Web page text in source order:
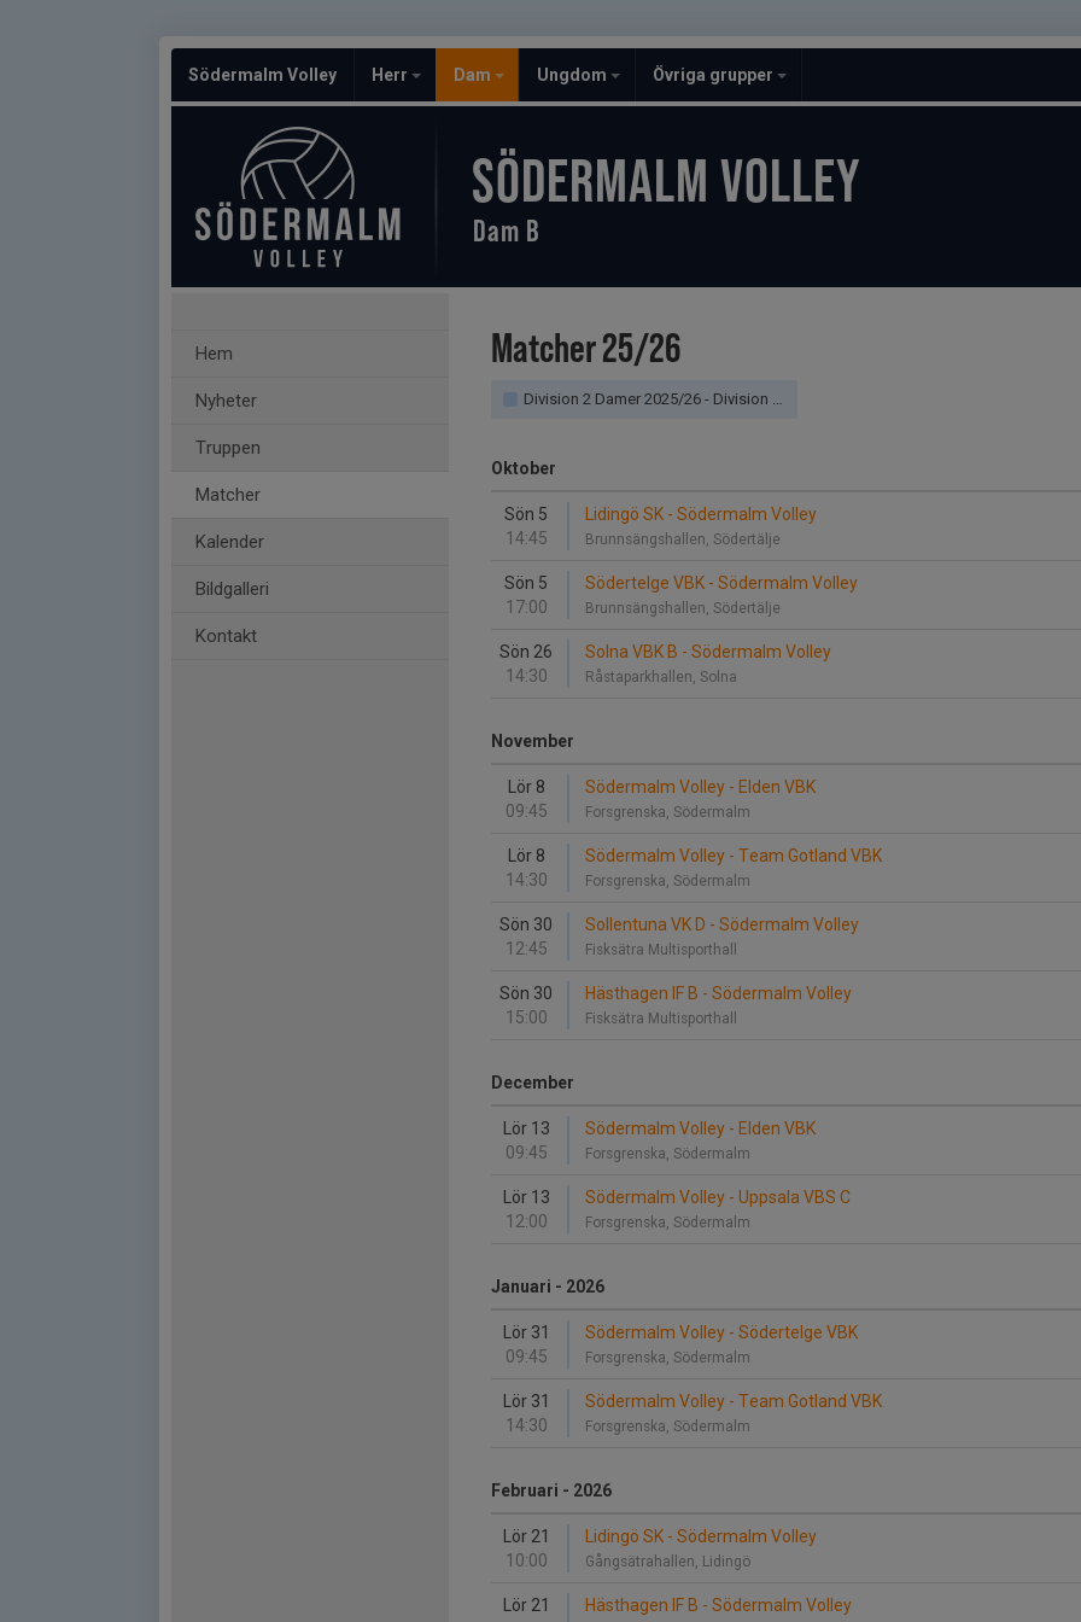
Södermalm Volley Herr Dam Ungdom Övriga grupper
SÖDERMALM VOLLEY
Dam B
Hem
Nyheter
Truppen
Matcher
Kalender
Bildgalleri
Kontakt
Matcher 25/26
Division 2 Damer 2025/26 - Division 2 Östra Damer
Oktober
Sön 5
14:45
Lidingö SK - Södermalm Volley
Brunnsängshallen, Södertälje
Sön 5
17:00
Södertelge VBK - Södermalm Volley
Brunnsängshallen, Södertälje
Sön 26
14:30
Solna VBK B - Södermalm Volley
Råstaparkhallen, Solna
November
Lör 8
09:45
Södermalm Volley - Elden VBK
Forsgrenska, Södermalm
Lör 8
14:30
Södermalm Volley - Team Gotland VBK
Forsgrenska, Södermalm
Sön 30
12:45
Sollentuna VK D - Södermalm Volley
Fisksätra Multisporthall
Sön 30
15:00
Hästhagen IF B - Södermalm Volley
Fisksätra Multisporthall
December
Lör 13
09:45
Södermalm Volley - Elden VBK
Forsgrenska, Södermalm
Lör 13
12:00
Södermalm Volley - Uppsala VBS C
Forsgrenska, Södermalm
Januari - 2026
Lör 31
09:45
Södermalm Volley - Södertelge VBK
Forsgrenska, Södermalm
Lör 31
14:30
Södermalm Volley - Team Gotland VBK
Forsgrenska, Södermalm
Februari - 2026
Lör 21
10:00
Lidingö SK - Södermalm Volley
Gångsätrahallen, Lidingö
Lör 21
Hästhagen IF B - Södermalm Volley